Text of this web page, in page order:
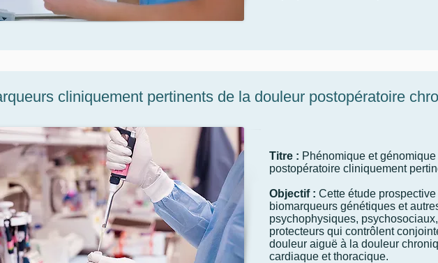
cliniquement pertinents de la douleur postopératoire
Titre : Phénomique et
postopératoire cliniquement
Objectif : Cette étude
biomarqueurs génétiques et
psychophysiques,
protecteurs qui contrôlent
douleur aiguë à la douleur
cardiaque et thoracique.